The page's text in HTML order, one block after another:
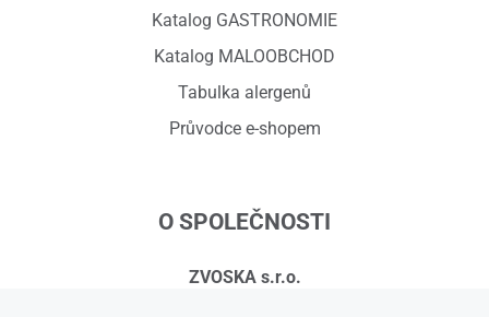
Katalog GASTRONOMIE
Katalog MALOOBCHOD
Tabulka alergenů
Průvodce e-shopem
O SPOLEČNOSTI
ZVOSKA s.r.o.